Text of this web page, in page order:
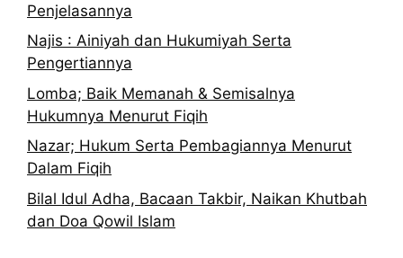
Penjelasannya
Najis : Ainiyah dan Hukumiyah Serta
Pengertiannya
Lomba; Baik Memanah & Semisalnya
Hukumnya Menurut Fiqih
Nazar; Hukum Serta Pembagiannya Menurut
Dalam Fiqih
Bilal Idul Adha, Bacaan Takbir, Naikan Khutbah
dan Doa Qowil Islam